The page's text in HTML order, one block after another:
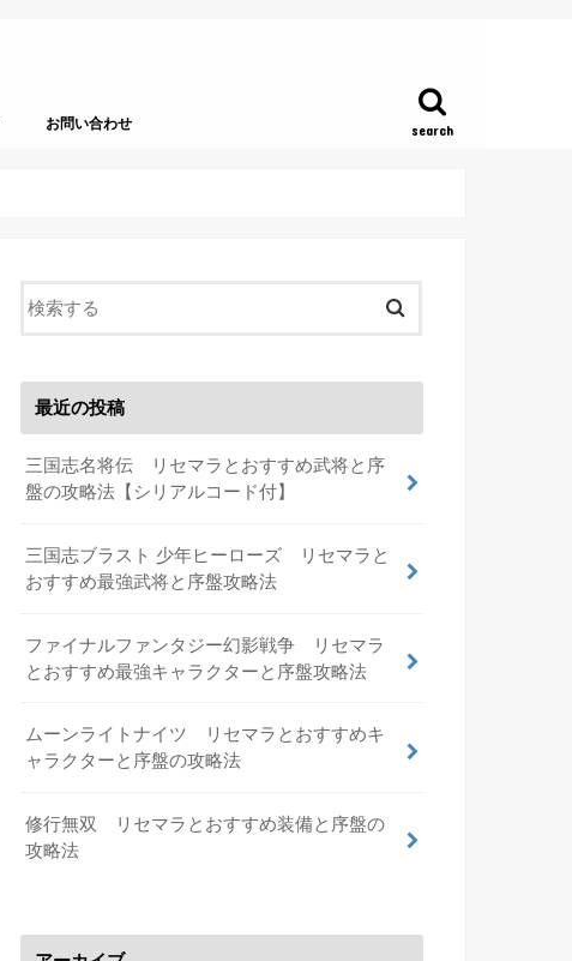
search
お問い合わせ
最近の投稿
三国志名将伝 リセマラとおすすめ武将と序
盤の攻略法【シリアルコード付】
三国志ブラスト 少年ヒーローズ リセマラと
おすすめ最強武将と序盤攻略法
ファイナルファンタジー幻影戦争 リセマラ
とおすすめ最強キャラクターと序盤攻略法
ムーンライトナイツ リセマラとおすすめキ
ャラクターと序盤の攻略法
修行無双 リセマラとおすすめ装備と序盤の
攻略法